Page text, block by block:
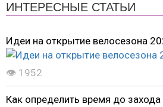
ИНТЕРЕСНЫЕ СТАТЬИ
Идеи на открытие велосезона
👁 1952
Как определить время до